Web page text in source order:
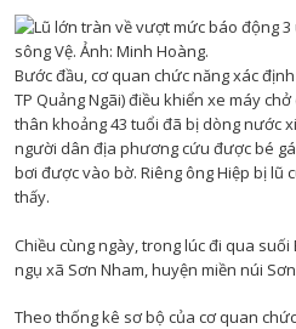
Bước đầu, cơ quan chức năng xác
TP Quảng Ngãi) điều khiển xe máy
thân khoảng 43 tuổi đã bị dòng nước
người dân địa phương cứu được bé
bơi được vào bờ. Riêng ông Hiệp bị lũ
thấy.
Chiều cùng ngày, trong lúc đi qua suối
ngụ xã Sơn Nham, huyện miền núi
Theo thống kê sơ bộ của cơ quan